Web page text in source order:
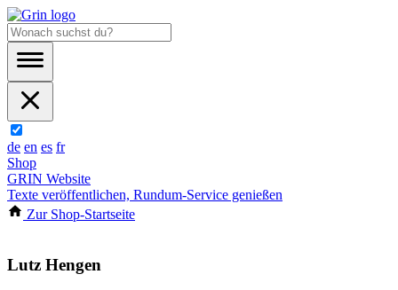
de en es fr
Shop
GRIN Website
Texte veröffentlichen, Rundum-Service genießen
Zur Shop-Startseite
Lutz Hengen